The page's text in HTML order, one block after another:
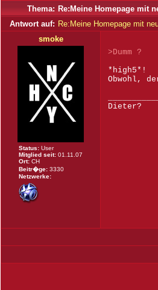
Thema: Re:Meine Homepage mit
Antwort auf: Re:Meine Homepage mit
smoke
Status: User
Mitglied seit: 01.11.07
Ort: CH
Beitr�ge: 3330
Netzwerke:
>Dumm ?
*high5*!
Obwohl,
Dieter?